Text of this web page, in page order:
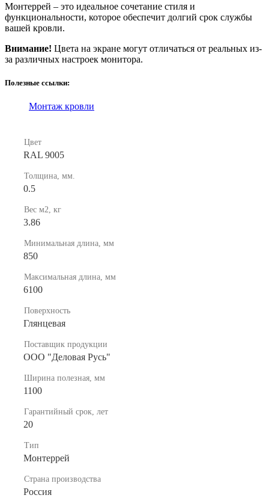
Монтеррей – это идеальное сочетание стиля и
функциональности, которое обеспечит долгий срок службы
вашей кровли.
Внимание! Цвета на экране могут отличаться от реальных из-
за различных настроек монитора.
Полезные ссылки:
Монтаж кровли
Цвет
RAL 9005
Толщина, мм.
0.5
Вес м2, кг
3.86
Минимальная длина, мм
850
Максимальная длина, мм
6100
Поверхность
Глянцевая
Поставщик продукции
ООО "Деловая Русь"
Ширина полезная, мм
1100
Гарантийный срок, лет
20
Тип
Монтеррей
Страна производства
Россия